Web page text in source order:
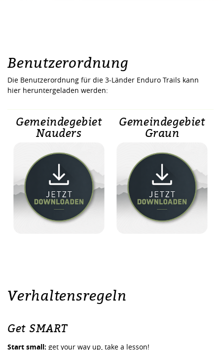
Benutzerordnung
Die Benutzerordnung für die 3-Länder Enduro Trails kann
hier heruntergeladen werden:
Gemeindegebiet
Nauders
Gemeindegebiet
Graun
Verhaltensregeln
Get SMART
Start small: get your way up, take a lesson!